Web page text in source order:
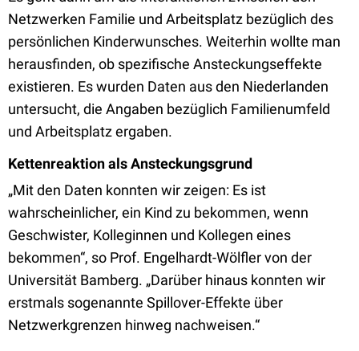
Netzwerken Familie und Arbeitsplatz bezüglich des
persönlichen Kinderwunsches. Weiterhin wollte man
herausfinden, ob spezifische Ansteckungseffekte
existieren. Es wurden Daten aus den Niederlanden
untersucht, die Angaben bezüglich Familienumfeld
und Arbeitsplatz ergaben.
Kettenreaktion als Ansteckungsgrund
„Mit den Daten konnten wir zeigen: Es ist
wahrscheinlicher, ein Kind zu bekommen, wenn
Geschwister, Kolleginnen und Kollegen eines
bekommen“, so Prof. Engelhardt-Wölfler von der
Universität Bamberg. „Darüber hinaus konnten wir
erstmals sogenannte Spillover-Effekte über
Netzwerkgrenzen hinweg nachweisen.“